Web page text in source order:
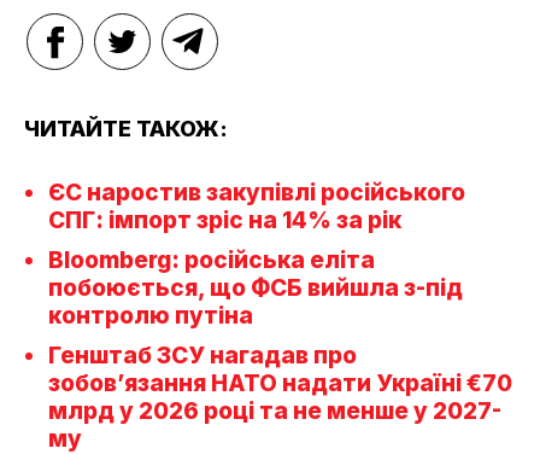
ЧИТАЙТЕ ТАКОЖ:
ЄС наростив закупівлі російського
СПГ: імпорт зріс на 14% за рік
Bloomberg: російська еліта
побоюється, що ФСБ вийшла з-під
контролю путіна
Генштаб ЗСУ нагадав про
зобов’язання НАТО надати Україні €70
млрд у 2026 році та не менше у 2027-
му